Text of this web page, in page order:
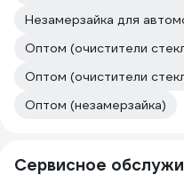
Незамерзайка для
Оптом (очистители
Оптом (очистители
Оптом (незамерзайка)
Сервисное